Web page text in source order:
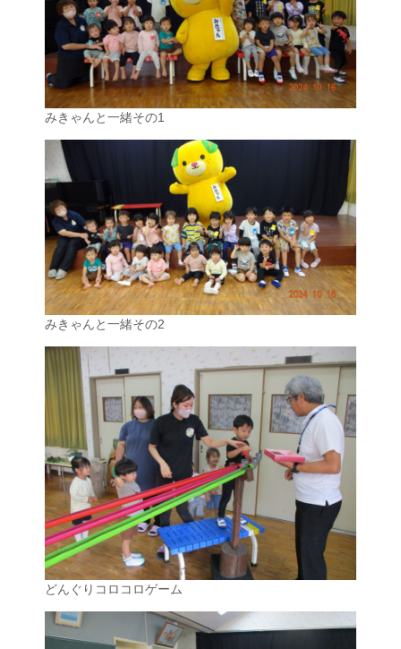
みきゃんと一緒その1
みきゃんと一緒その2
どんぐりコロコロゲーム